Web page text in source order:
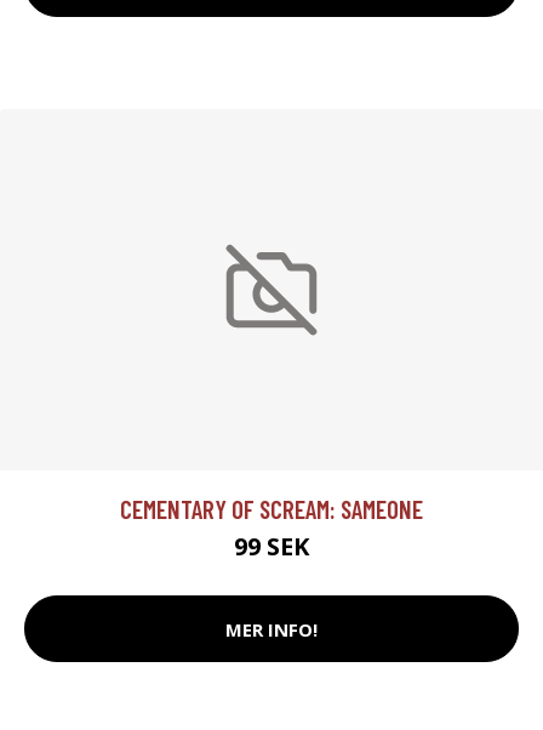
CEMENTARY OF SCREAM: SAMEONE
99 SEK
MER INFO!